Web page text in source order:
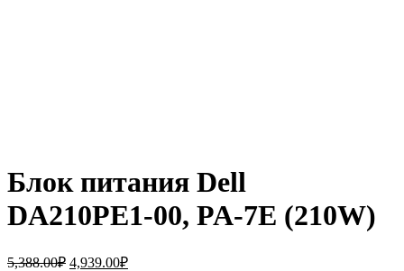
Блок питания Dell
DA210PE1-00, PA-7E (210W)
5,388.00₽ Первоначальная
4,939.00₽Текущая